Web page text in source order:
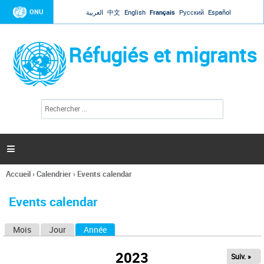
Jump to navigation
ONU العربية 中文 English Français Русский Español
Réfugiés et migrants
l
c
h
e

Vous
ici
Accueil›Calendrier› Events calendar
Events calendar
Mois Jour Année
2023 Suiv. »